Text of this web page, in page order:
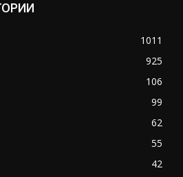
1011
925
106
99
62
55
42